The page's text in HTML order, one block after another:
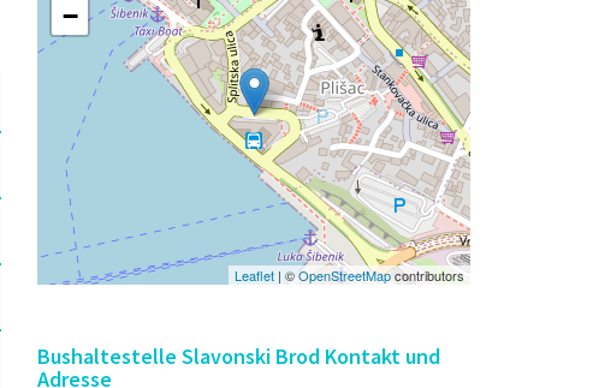
−
Leaflet | ©OpenStreetMapcontributors
Bushaltestelle Slavonski Brod Kontakt und
Adresse